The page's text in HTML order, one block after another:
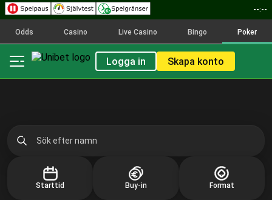
--:--
Odds Casino Live Casino Bingo Poker
Logga in Skapa konto
Starttid Buy-in Format